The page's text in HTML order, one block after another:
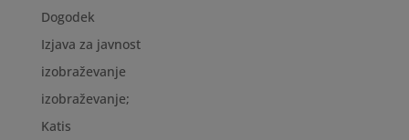
Dogodek
Izjava za javnost
izobraževanje
izobraževanje;
Katis